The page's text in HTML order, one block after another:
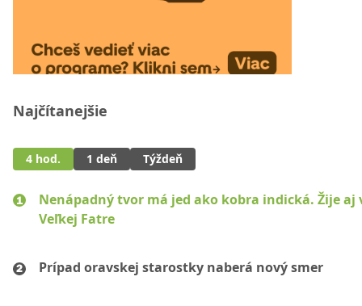
Najčítanejšie
4 hod. 1 deň Týždeň
Nenápadný tvor má jed ako kobra indická. Žije aj
Veľkej Fatre
Prípad oravskej starostky naberá nový smer